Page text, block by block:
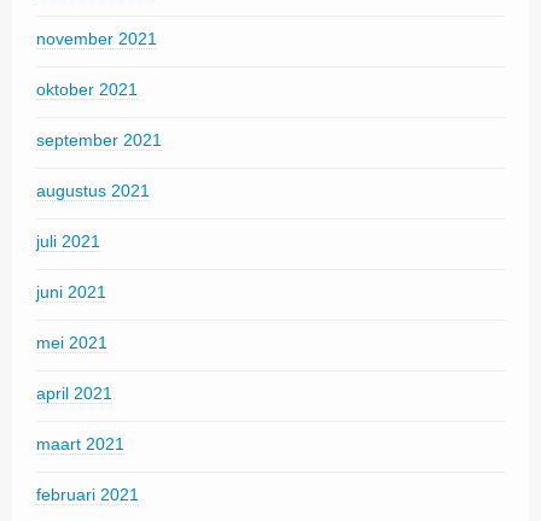
november 2021
oktober 2021
september 2021
augustus 2021
juli 2021
juni 2021
mei 2021
april 2021
maart 2021
februari 2021